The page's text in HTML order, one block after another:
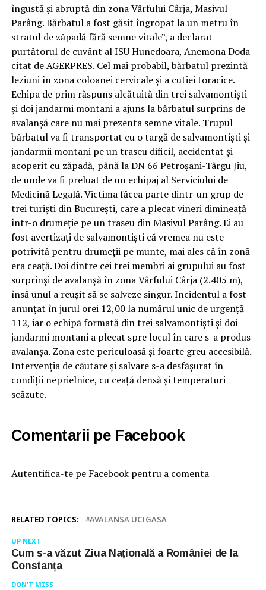
îngustă și abruptă din zona Vârfului Cârja, Masivul
Parâng. Bărbatul a fost găsit îngropat la un metru în
stratul de zăpadă fără semne vitale”, a declarat
purtătorul de cuvânt al ISU Hunedoara, Anemona Doda
citat de AGERPRES. Cel mai probabil, bărbatul prezintă
leziuni în zona coloanei cervicale și a cutiei toracice.
Echipa de prim răspuns alcătuită din trei salvamontiști
și doi jandarmi montani a ajuns la bărbatul surprins de
avalanșă care nu mai prezenta semne vitale. Trupul
bărbatul va fi transportat cu o targă de salvamontiști și
jandarmii montani pe un traseu dificil, accidentat și
acoperit cu zăpadă, până la DN 66 Petroșani-Târgu Jiu,
de unde va fi preluat de un echipaj al Serviciului de
Medicină Legală. Victima făcea parte dintr-un grup de
trei turiști din București, care a plecat vineri dimineață
într-o drumeție pe un traseu din Masivul Parâng. Ei au
fost avertizați de salvamontiști că vremea nu este
potrivită pentru drumeții pe munte, mai ales că în zonă
era ceață. Doi dintre cei trei membri ai grupului au fost
surprinși de avalanșă în zona Vârfului Cârja (2.405 m),
însă unul a reușit să se salveze singur. Incidentul a fost
anunțat în jurul orei 12,00 la numărul unic de urgență
112, iar o echipă formată din trei salvamontiști și doi
jandarmi montani a plecat spre locul în care s-a produs
avalanșa. Zona este periculoasă și foarte greu accesibilă.
Intervenția de căutare și salvare s-a desfășurat în
condiții neprielnice, cu ceață densă și temperaturi
scăzute.
Comentarii pe Facebook
Autentifica-te pe Facebook pentru a comenta
RELATED TOPICS: AVALANSA UCIGASA
UP NEXT
Cum s-a văzut Ziua Națională a României de la
Constanța
DON'T MISS